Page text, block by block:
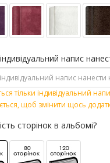
напис
тільки індивідуальний
щоб змінити щось
сторінок в альбомі?